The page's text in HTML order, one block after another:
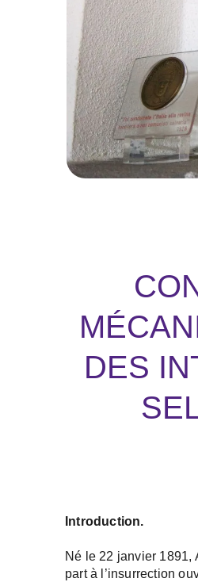
DES
Introduction.
Né le 22 janvier 1891,
part à l’insurrection